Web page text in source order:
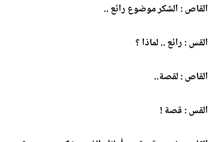
القاص : الشكر موضوع رائع ..
القس : رائع .. لماذا ؟
القاص : لقصة..
القس : قصة !